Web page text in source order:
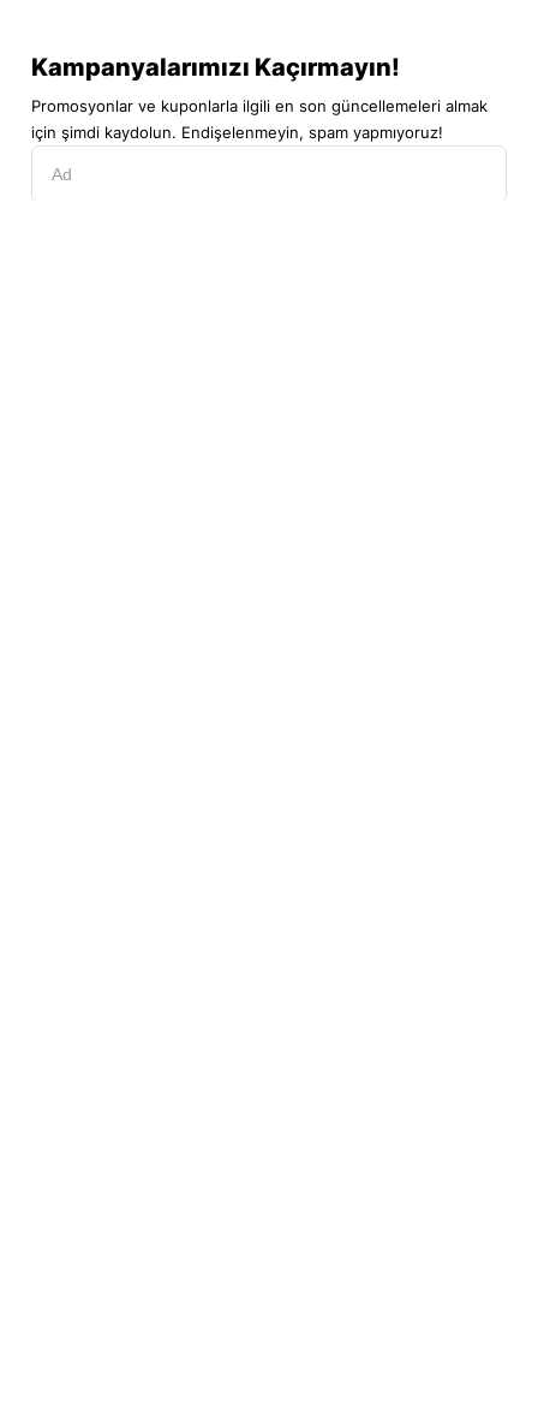
Kampanyalarımızı Kaçırmayın!
Promosyonlar ve kuponlarla ilgili en son güncellemeleri almak
için şimdi kaydolun. Endişelenmeyin, spam yapmıyoruz!